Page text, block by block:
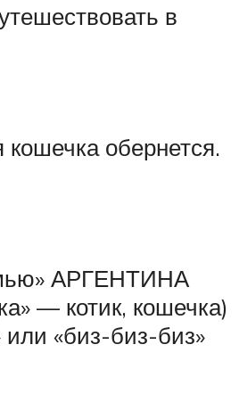
в
обернется.
АРГЕНТИНА
— котик, кошечка)
«биз-биз-биз»